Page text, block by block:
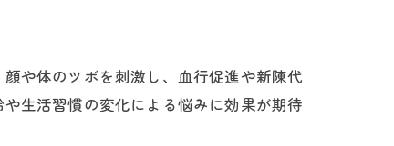
や体のツボを刺激し、血行促進や新陳代
生活習慣の変化による悩みに効果が期待